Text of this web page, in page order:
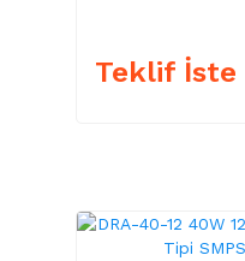
Teklif İste